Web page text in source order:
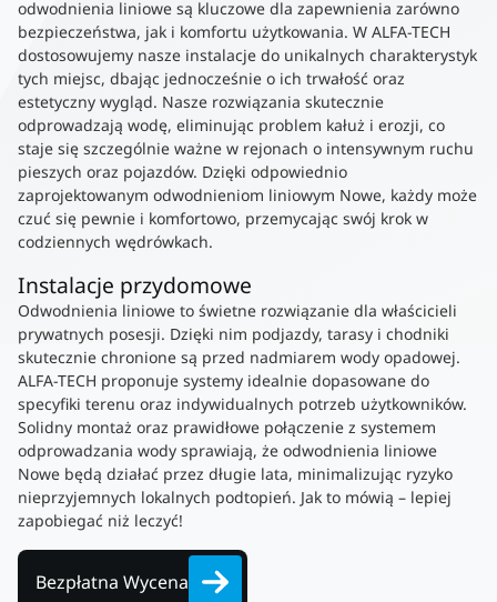
odwodnienia liniowe są kluczowe dla zapewnienia zarówno
bezpieczeństwa, jak i komfortu użytkowania. W ALFA-TECH
dostosowujemy nasze instalacje do unikalnych charakterystyk
tych miejsc, dbając jednocześnie o ich trwałość oraz
estetyczny wygląd. Nasze rozwiązania skutecznie
odprowadzają wodę, eliminując problem kałuż i erozji, co
staje się szczególnie ważne w rejonach o intensywnym ruchu
pieszych oraz pojazdów. Dzięki odpowiednio
zaprojektowanym odwodnieniom liniowym Nowe, każdy może
czuć się pewnie i komfortowo, przemycając swój krok w
codziennych wędrówkach.
Instalacje przydomowe
Odwodnienia liniowe to świetne rozwiązanie dla właścicieli
prywatnych posesji. Dzięki nim podjazdy, tarasy i chodniki
skutecznie chronione są przed nadmiarem wody opadowej.
ALFA-TECH proponuje systemy idealnie dopasowane do
specyfiki terenu oraz indywidualnych potrzeb użytkowników.
Solidny montaż oraz prawidłowe połączenie z systemem
odprowadzania wody sprawiają, że odwodnienia liniowe
Nowe będą działać przez długie lata, minimalizując ryzyko
nieprzyjemnych lokalnych podtopień. Jak to mówią – lepiej
zapobiegać niż leczyć!
Bezpłatna Wycena